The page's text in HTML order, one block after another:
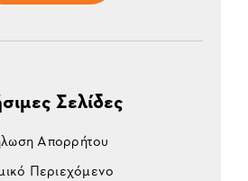
Σελίδες
Απορρήτου
Περιεχόμενο